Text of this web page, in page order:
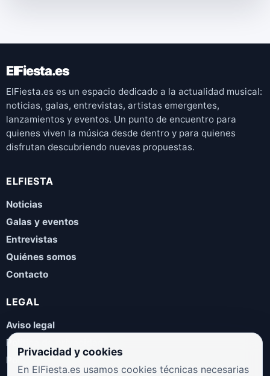
ElFiesta.es
ElFiesta.es es un espacio dedicado a la actualidad musical:
noticias, galas, entrevistas, artistas emergentes,
lanzamientos y eventos. Un punto de encuentro para
quienes viven la música desde dentro y para quienes
disfrutan descubriendo nuevas propuestas.
ELFIESTA
Noticias
Galas y eventos
Entrevistas
Quiénes somos
Contacto
LEGAL
Aviso legal
Política de privacidad
Política de cookies
Privacidad y cookies
En ElFiesta.es usamos cookies técnicas necesarias